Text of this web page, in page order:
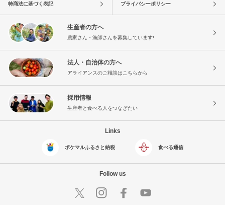
特商法に基づく表記 プライバシーポリシー
生産者の方へ
農家さん・漁師さんを募集しています!
法人・自治体の方へ
アライアンスのご相談はこちらから
採用情報
生産者と食べる人をつなぎたい
Links
ポケマルふるさと納税 食べる通信
Follow us